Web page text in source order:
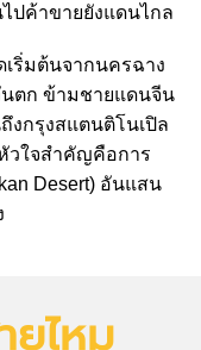
ปค้าขายยังแดนไกล
ริ่มต้นจากนครฉาง
ตก ข้ามชายแดนจีน
ถึงกรุงสแตนติโนเปิล
วใจสำคัญคือการ
Desert) อันแสน
ยไหม